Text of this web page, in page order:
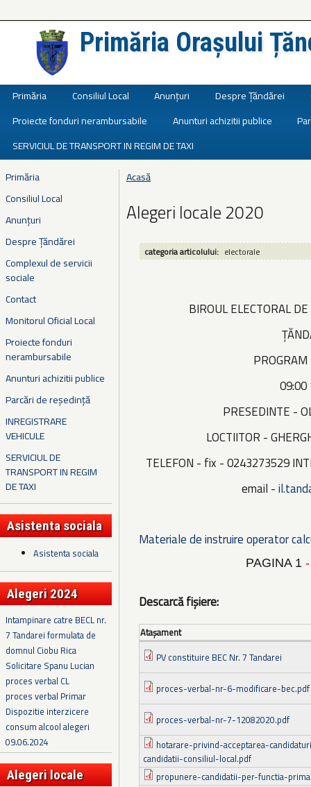
Primăria Orașului
Primăria Consiliul Local Anunțuri Despre Țăndărei
Proiecte fonduri nerambursabile
Anunturi achizitii publice
SERVICIUL DE TRANSPORT IN REGIM DE TAXI
Primăria
Consiliul Local
Anunțuri
Despre Țăndărei
Complexul de servicii
sociale
Contact
Monitorul Oficial Local
Proiecte fonduri
nerambursabile
Anunturi achizitii publice
Parcări de reședință
INREGISTRARE
VEHICULE
SERVICIUL DE
TRANSPORT IN REGIM
DE TAXI
Asistenta sociala
Asistenta sociala
Alegeri 2024
Intampinare catre BECL nr.
7 Tandarei formulata de
domnul Ciobu Rica
Solicitare Spanu Lucian
proces verbal CL
proces verbal Primar
Dispozitie interzicere
consum alcool alegeri
09.06.2024
Alegeri locale
Eşti aici
Acasă
Alegeri locale 2020
categoria articolului: electorale
BIROUL ELECTORAL
09:00
PRESEDINTE -
LOCTIITOR -
TELEFON - fix - 0243273529
email -
Materiale de instruire operator
PAGINA 1
Descarcă fișiere:
Ataşament
PV constituire BEC Nr. 7 Tandarei
proces-verbal-nr-6-modificare-bec.pdf
proces-verbal-nr-7-12082020.pdf
hotarare-privind-acceptarea-
candidatii-consiliul-local.pdf
propunere-candidatii-per-functia-